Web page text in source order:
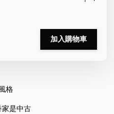
加入購物車
格
家是中古